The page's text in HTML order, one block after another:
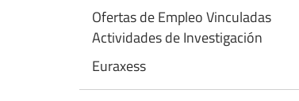
Ofertas de Empleo Vinculadas
Actividades de Investigación
Euraxess